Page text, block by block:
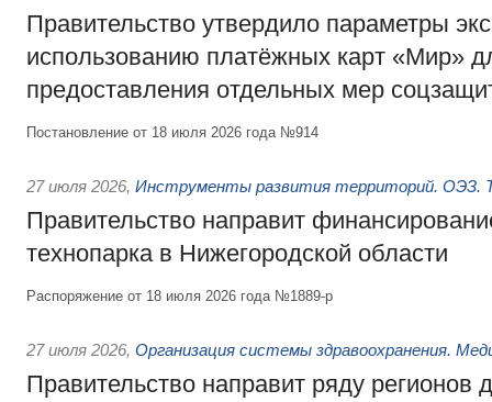
Правительство утвердило параметры
использованию платёжных карт «Мир»
предоставления отдельных мер
Постановление от 18 июля 2026 года №914
27 июля 2026, Инструменты развития территорий. ОЭЗ.
Правительство направит
технопарка в Нижегородской области
Распоряжение от 18 июля 2026 года №1889-р
27 июля 2026, Организация системы здравоохранения.
Правительство направит ряду регионов